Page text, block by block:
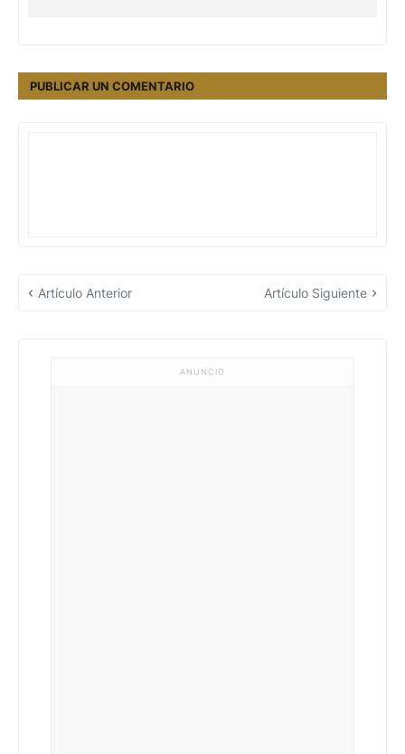
PUBLICAR UN COMENTARIO
Artículo Anterior Artículo Siguiente
ANUNCIO